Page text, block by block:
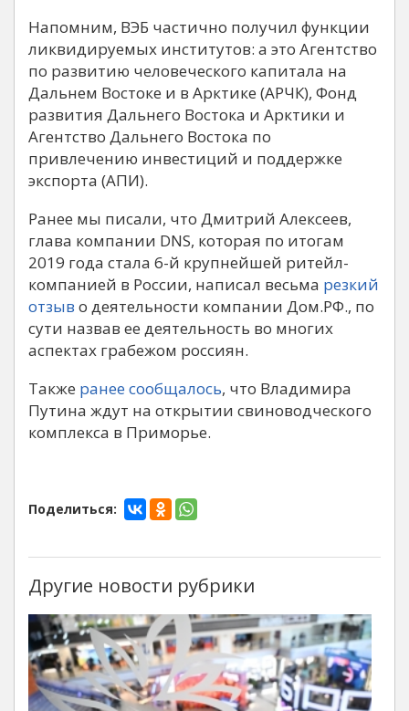
Напомним, ВЭБ частично получил функции
ликвидируемых институтов: а это Агентство
по развитию человеческого капитала на
Дальнем Востоке и в Арктике (АРЧК), Фонд
развития Дальнего Востока и Арктики и
Агентство Дальнего Востока по
привлечению инвестиций и поддержке
экспорта (АПИ).
Ранее мы писали, что Дмитрий Алексеев,
глава компании DNS, которая по итогам
2019 года стала 6-й крупнейшей ритейл-
компанией в России, написал весьма резкий
отзыв о деятельности компании Дом.РФ., по
сути назвав ее деятельность во многих
аспектах грабежом россиян.
Также ранее сообщалось, что Владимира
Путина ждут на открытии свиноводческого
комплекса в Приморье.
Поделиться:
Другие новости рубрики